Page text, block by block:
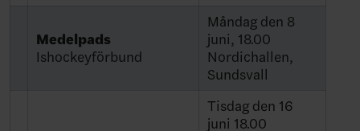
Medelpads
Ishockeyförbund
Måndag den 8
juni, 18.00
Nordichallen,
Sundsvall
Tisdag den 16
juni 18.00